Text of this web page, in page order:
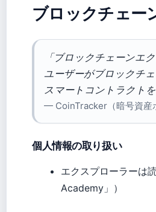
ブロックチェー
「ブロックチェーンエ
ユーザーがブロックチ
スマートコントラクト
— CoinTracker（暗号資産
個人情報の取り扱い
エクスプローラーは
Academy」）